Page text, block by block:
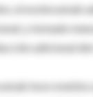
el evolocumab
y tomado
adicional
tuvo